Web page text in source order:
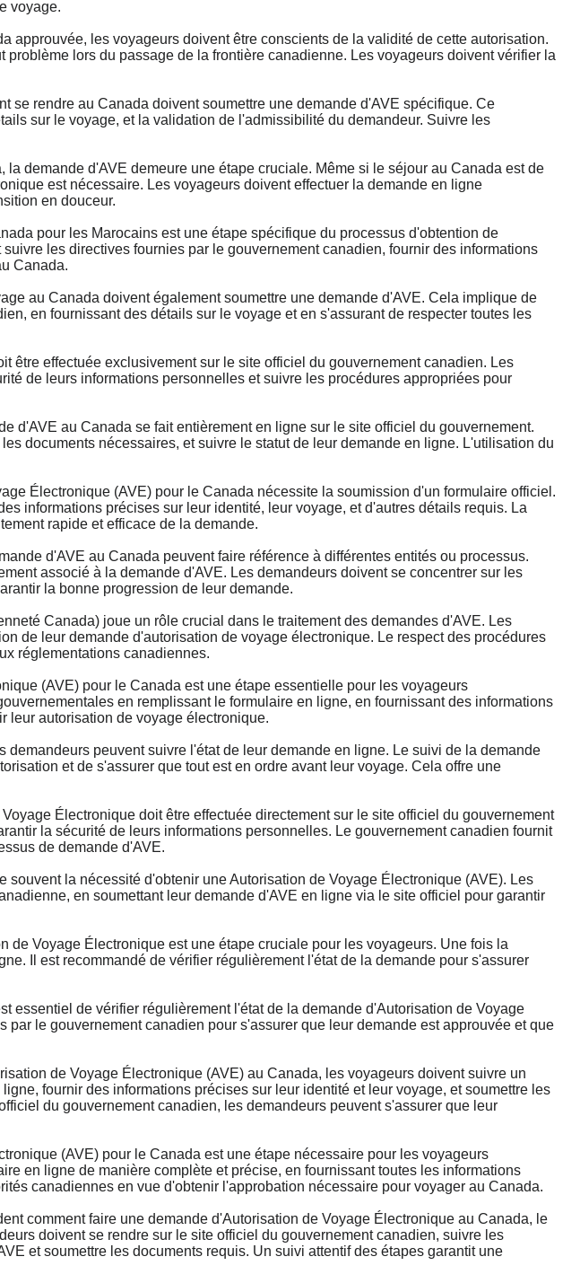
voyage.
approuvée, les voyageurs doivent être conscients de la validité de cette autorisation.
problème lors du passage de la frontière canadienne. Les voyageurs doivent vérifier la
se rendre au Canada doivent soumettre une demande d'AVE spécifique. Ce
sur le voyage, et la validation de l'admissibilité du demandeur. Suivre les
demande d'AVE demeure une étape cruciale. Même si le séjour au Canada est de
est nécessaire. Les voyageurs doivent effectuer la demande en ligne
en douceur.
pour les Marocains est une étape spécifique du processus d'obtention de
les directives fournies par le gouvernement canadien, fournir des informations
Canada.
au Canada doivent également soumettre une demande d'AVE. Cela implique de
en fournissant des détails sur le voyage et en s'assurant de respecter toutes les
être effectuée exclusivement sur le site officiel du gouvernement canadien. Les
de leurs informations personnelles et suivre les procédures appropriées pour
d'AVE au Canada se fait entièrement en ligne sur le site officiel du gouvernement.
documents nécessaires, et suivre le statut de leur demande en ligne. L'utilisation du
Électronique (AVE) pour le Canada nécessite la soumission d'un formulaire officiel.
informations précises sur leur identité, leur voyage, et d'autres détails requis. La
rapide et efficace de la demande.
d'AVE au Canada peuvent faire référence à différentes entités ou processus.
associé à la demande d'AVE. Les demandeurs doivent se concentrer sur les
la bonne progression de leur demande.
Canada) joue un rôle crucial dans le traitement des demandes d'AVE. Les
de leur demande d'autorisation de voyage électronique. Le respect des procédures
réglementations canadiennes.
(AVE) pour le Canada est une étape essentielle pour les voyageurs
en remplissant le formulaire en ligne, en fournissant des informations
leur autorisation de voyage électronique.
peuvent suivre l'état de leur demande en ligne. Le suivi de la demande
et de s'assurer que tout est en ordre avant leur voyage. Cela offre une
Électronique doit être effectuée directement sur le site officiel du gouvernement
la sécurité de leurs informations personnelles. Le gouvernement canadien fournit
de demande d'AVE.
la nécessité d'obtenir une Autorisation de Voyage Électronique (AVE). Les
en soumettant leur demande d'AVE en ligne via le site officiel pour garantir
Voyage Électronique est une étape cruciale pour les voyageurs. Une fois la
Il est recommandé de vérifier régulièrement l'état de la demande pour s'assurer
essentiel de vérifier régulièrement l'état de la demande d'Autorisation de Voyage
le gouvernement canadien pour s'assurer que leur demande est approuvée et que
de Voyage Électronique (AVE) au Canada, les voyageurs doivent suivre un
fournir des informations précises sur leur identité et leur voyage, et soumettre les
du gouvernement canadien, les demandeurs peuvent s'assurer que leur
(AVE) pour le Canada est une étape nécessaire pour les voyageurs
en ligne de manière complète et précise, en fournissant toutes les informations
canadiennes en vue d'obtenir l'approbation nécessaire pour voyager au Canada.
comment faire une demande d'Autorisation de Voyage Électronique au Canada, le
doivent se rendre sur le site officiel du gouvernement canadien, suivre les
et soumettre les documents requis. Un suivi attentif des étapes garantit une